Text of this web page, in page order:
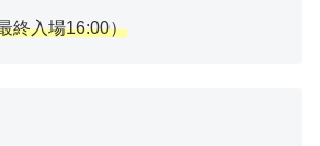
終入場16:00）